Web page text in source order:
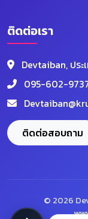
ติดต่อเรา
Devtaiban, ประ
095-602-
ติดต่อสอบถาม
© 2026
ออนไลน์ตลอด 24
📦 โปรแกรม